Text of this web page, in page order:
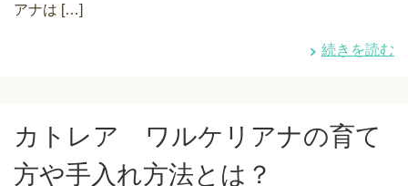
アナは […]
続きを読む
カトレア ワルケリアナの育て
方や手入れ方法とは？